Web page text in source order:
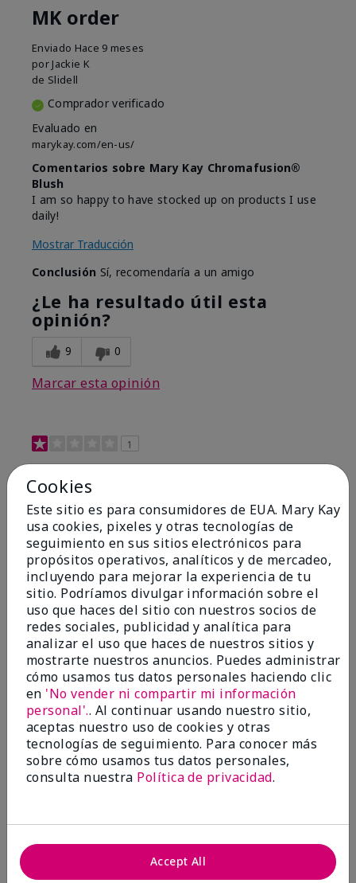
MK order
Enviado Hace 9 meses
por Jackie K
de Slidell
Comprador verificado
Evaluado en
marykay.com/en-us/
Comentarios sobre Mary Kay Chromafusion®
Blush
I am so happy to have stocked up on products I use
daily!
Mostrar Traducción
Conclusión Sí, recomendaría a un amigo
¿Le ha resultado útil esta
opinión?
9 0
Marcar esta opinión
1
Not a favorite
EnviadoHace 9 meses
por Bette B.
deGreen Valley
Comprador verificado
Evaluado en
marykay.com/en-us/
Comentarios sobre Mary Kay Chromafusion®
Blush
The blush is hard to get used to - it goes on very
heavy and then needs to be softened. I think I will
stick with my old brand for now.
Mostrar Traducción
ConclusiónNo, no recomendaría a un amigo
¿Le ha resultado útil esta
16 5
Marcar esta opinión
Cookies
Este sitio es para consumidores de EUA. Mary Kay
usa cookies, pixeles y otras tecnologías de
seguimiento en sus sitios electrónicos para
propósitos operativos, analíticos y de mercadeo,
incluyendo para mejorar la experiencia de tu
sitio. Podríamos divulgar información sobre el
uso que haces del sitio con nuestros socios de
redes sociales, publicidad y analítica para
analizar el uso que haces de nuestros sitios y
mostrarte nuestros anuncios. Puedes administrar
cómo usamos tus datos personales haciendo clic
en 'No vender ni compartir mi información
personal'.. Al continuar usando nuestro sitio,
aceptas nuestro uso de cookies y otras
tecnologías de seguimiento. Para conocer más
sobre cómo usamos tus datos personales,
consulta nuestra Política de privacidad.
Accept All